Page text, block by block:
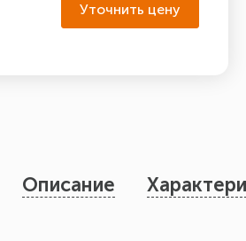
Уточнить цену
Описание